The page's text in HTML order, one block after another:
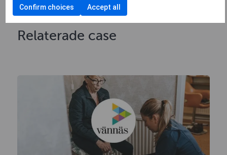
Relaterade case
Confirm choices Accept all